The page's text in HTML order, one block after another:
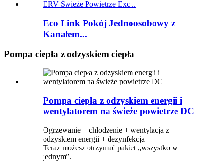
Eco Link Pokój Jednoosobowy z
Kanałem...
Pompa ciepła z odzyskiem ciepła
Pompa ciepła z odzyskiem energii i
wentylatorem na świeże powietrze DC
Ogrzewanie + chłodzenie + wentylacja z
odzyskiem energii + dezynfekcja
Teraz możesz otrzymać pakiet „wszystko w
jednym”.